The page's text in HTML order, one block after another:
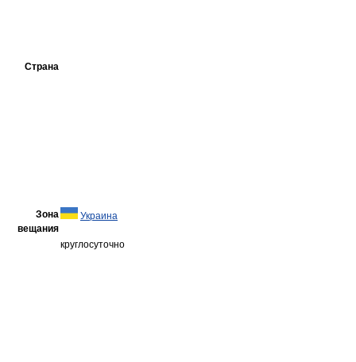
Страна
Зона
вещания
Украина
круглосуточно